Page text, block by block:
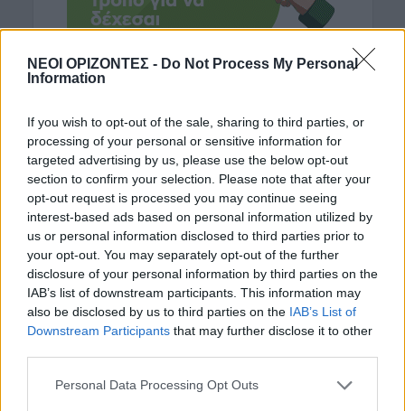
ΝΕΟΙ ΟΡΙΖΟΝΤΕΣ - Do Not Process My Personal
Information
If you wish to opt-out of the sale, sharing to third parties, or
processing of your personal or sensitive information for
targeted advertising by us, please use the below opt-out
section to confirm your selection. Please note that after your
opt-out request is processed you may continue seeing
interest-based ads based on personal information utilized by
us or personal information disclosed to third parties prior to
your opt-out. You may separately opt-out of the further
disclosure of your personal information by third parties on the
IAB’s list of downstream participants. This information may
also be disclosed by us to third parties on the IAB’s List of
Downstream Participants that may further disclose it to other
Personal Data Processing Opt Outs
ΡΟΗ ΕΙΔΗΣΕΩΝ
ΓΕΎΣΗ - ΨΥΧΑΓΩΓΊΑ
Στάκα, η Κρητική κρέμα γάλακτος –
Συνταγές με αυγά και πατάτες
8 Αυγούστου 2026 16:30
ΑΓΡΟΤΙΚΑ
ΑΑΔΕ: Ποιοι θεωρούνται «ενεργοί
αγρότες» – Τι θα κρίνει τις αγροτικές
ενισχύσεις
ΝΟΜΌΣ ΧΑΝΊΩΝ • ΠΑΙΔΕΙΑ - ΕΚΠΑΙΔΕΥΣΗ